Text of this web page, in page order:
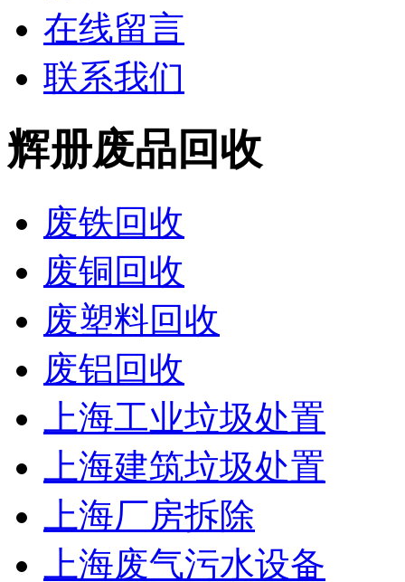
在线留言
联系我们
辉册废品回收
废铁回收
废铜回收
废塑料回收
废铝回收
上海工业垃圾处置
上海建筑垃圾处置
上海厂房拆除
上海废气污水设备